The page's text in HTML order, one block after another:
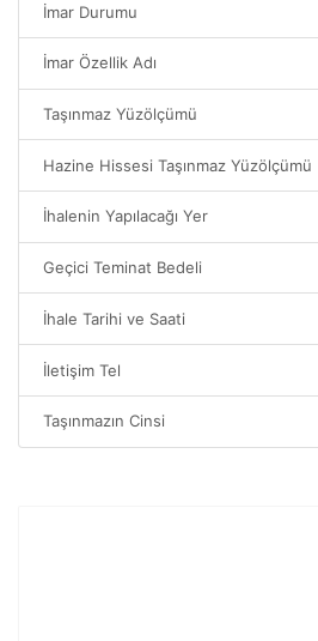
İmar Durumu
İmar Özellik Adı
Taşınmaz Yüzölçümü
Hazine Hissesi Taşınmaz Yüzölçümü
İhalenin Yapılacağı Yer
Geçici Teminat Bedeli
İhale Tarihi ve Saati
İletişim Tel
Taşınmazın Cinsi